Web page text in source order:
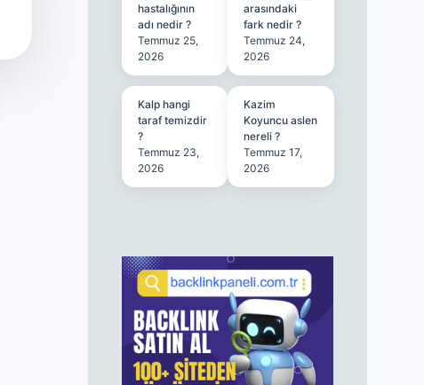
hastalığının
adı nedir ?
Temmuz 25,
2026
arasındaki
fark nedir ?
Temmuz 24,
2026
Kalp hangi
taraf temizdir
?
Temmuz 23,
2026
Kazim
Koyuncu aslen
nereli ?
Temmuz 17,
2026